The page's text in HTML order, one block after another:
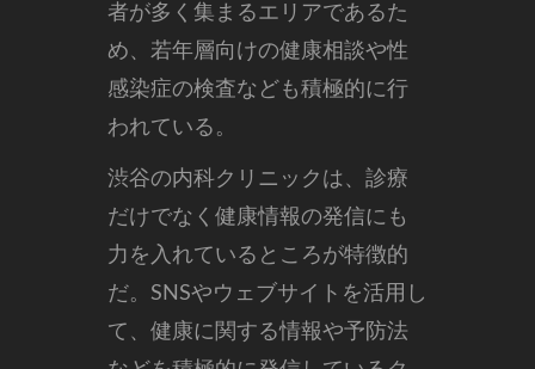
者が多く集まるエリアであるた
め、若年層向けの健康相談や性
感染症の検査なども積極的に行
われている。
渋谷の内科クリニックは、診療
だけでなく健康情報の発信にも
力を入れているところが特徴的
だ。SNSやウェブサイトを活用し
て、健康に関する情報や予防法